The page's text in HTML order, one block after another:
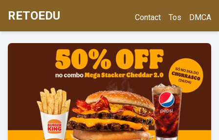
RETOEDU Contact Tos DMCA